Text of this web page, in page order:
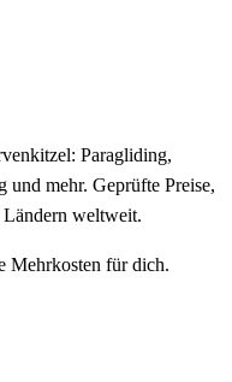
Paragliding,
mehr. Geprüfte Preise,
weltweit.
Mehrkosten für dich.